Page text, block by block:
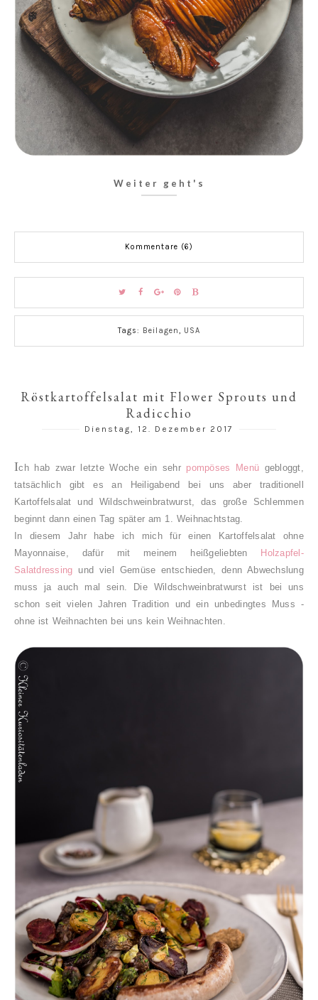
Weiter geht's
Kommentare (6)
Tags: Beilagen, USA
Röstkartoffelsalat mit Flower Sprouts und
Radicchio
Dienstag, 12. Dezember 2017
Ich hab zwar letzte Woche ein sehr pompöses Menü gebloggt,
tatsächlich gibt es an Heiligabend bei uns aber traditionell
Kartoffelsalat und Wildschweinbratwurst, das große Schlemmen
beginnt dann einen Tag später am 1. Weihnachtstag.
In diesem Jahr habe ich mich für einen Kartoffelsalat ohne
Mayonnaise, dafür mit meinem heißgeliebten
Holzapfel-
Salatdressing und viel Gemüse entschieden, denn Abwechslung
muss ja auch mal sein. Die Wildschweinbratwurst ist bei uns
schon seit vielen Jahren Tradition und ein unbedingtes Muss -
ohne ist Weihnachten bei uns kein Weihnachten.